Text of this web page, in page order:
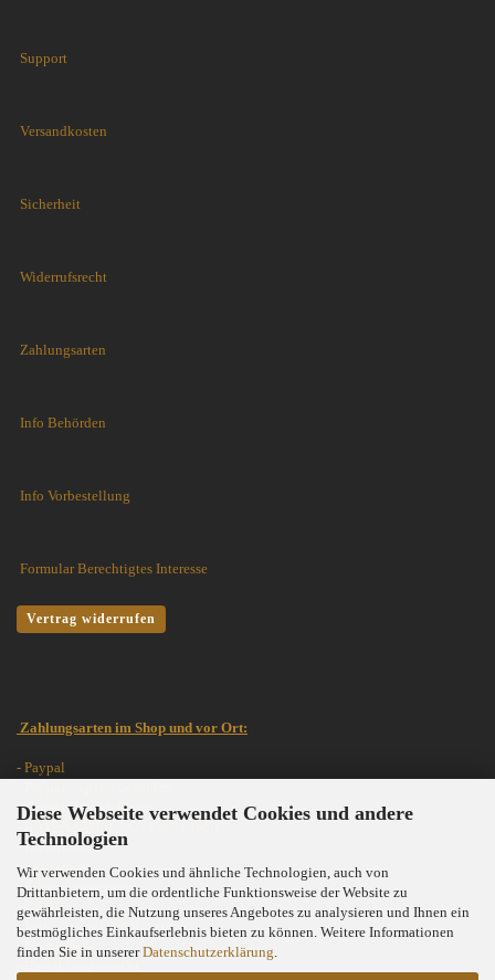
Diese Webseite verwendet Cookies und andere
Technologien
Wir verwenden Cookies und ähnliche Technologien, auch von
Drittanbietern, um die ordentliche Funktionsweise der Website zu
gewährleisten, die Nutzung unseres Angebotes zu analysieren und Ihnen ein
bestmögliches Einkaufserlebnis bieten zu können. Weitere Informationen
finden Sie in unsererDatenschutzerklärung
Support
Versandkosten
Sicherheit
Widerrufsrecht
Zahlungsarten
Info Behörden
Info Vorbestellung
Formular Berechtigtes Interesse
Vertrag widerrufen
Zahlungsarten im Shop und vor Ort:
- Paypal
- Paypal Ratenzahlung
- Kreditkarte
- Lastschrift
- Sofortüberweisung
- Giropay
- Vorkasse (mit 2% Rabatt)
- Nachnahme